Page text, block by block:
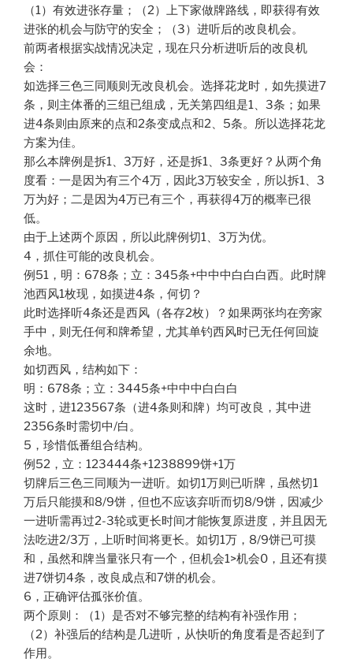
（1）有效进张存量；（2）上下家做牌路线，即获得有效
进张的机会与防守的安全；（3）进听后的改良机会。
前两者根据实战情况决定，现在只分析进听后的改良机
会：
如选择三色三同顺则无改良机会。选择花龙时，如先摸进7
条，则主体番的三组已组成，无关第四组是1、3条；如果
进4条则由原来的点和2条变成点和2、5条。所以选择花龙
方案为佳。
那么本牌例是拆1、3万好，还是拆1、3条更好？从两个角
度看：一是因为有三个4万，因此3万较安全，所以拆1、3
万为好；二是因为4万已有三个，再获得4万的概率已很
低。
由于上述两个原因，所以此牌例切1、3万为优。
4，抓住可能的改良机会。
例51，明：678条；立：345条+中中中白白白西。此时牌
池西风1枚现，如摸进4条，何切？
此时选择听4条还是西风（各存2枚）？如果两张均在旁家
手中，则无任何和牌希望，尤其单钓西风时已无任何回旋
余地。
如切西风，结构如下：
明：678条；立：3445条+中中中白白白
这时，进123567条（进4条则和牌）均可改良，其中进
2356条时需切中/白。
5，珍惜低番组合结构。
例52，立：123444条+1238899饼+1万
切牌后三色三同顺为一进听。如切1万则已听牌，虽然切1
万后只能摸和8/9饼，但也不应该弃听而切8/9饼，因减少
一进听需再过2-3轮或更长时间才能恢复原进度，并且因无
法吃进2/3万，上听时间将更长。如切1万，8/9饼已可摸
和，虽然和牌当量张只有一个，但机会1>机会0，且还有摸
进7饼切4条，改良成点和7饼的机会。
6，正确评估孤张价值。
两个原则：（1）是否对不够完整的结构有补强作用；
（2）补强后的结构是几进听，从快听的角度看是否起到了
作用。